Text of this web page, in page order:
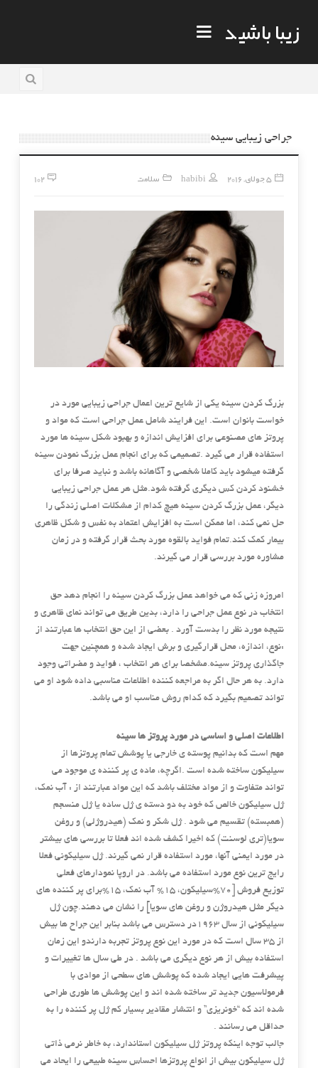
زیبا باشید
جراحی زیبایی سینه
5 جولای, 2016 habibi سلامت 102
بزرگ کردن سینه یکی از شایع ترین اعمال جراحی زیبایی مورد در
خواست بانوان است. این فرایند شامل عمل جراحی است که مواد و
پروتز های مصنوعی برای افزایش اندازه و بهبود شکل سینه ها مورد
استفاده قرار می گیرد .تصمیمی که برای انجام عمل بزرگ نمودن سینه
گرفته میشود باید کاملا شخصی و آگاهانه باشد و نباید صرفا برای
خشنود کردن کس دیگری گرفته شود.مثل هر عمل جراحی زیبایی
دیگر، عمل بزرگ کردن سینه هیچ کدام از مشکلات اصلی زندگی را
حل نمی کند، اما ممکن است به افزایش اعتماد به نفس و شکل ظاهری
بیمار کمک کند.تمام فواید بالقوه مورد بحث قرار گرفته و در زمان
مشاوره مورد بررسی قرار می گیرند.
امروزه زنی که می خواهد عمل بزرگ کردن سینه را انجام دهد حق
انتخاب در نوع عمل جراحی را دارد، بدین طریق می تواند نمای ظاهری و
نتیجه مورد نظر را بدست آورد . بعضی از این حق انتخاب ها عبارتند از
:نوع، اندازه، محل قرارگیری و برش ایجاد شده و همچنین جهت
جاگذاری پروتز سینه.مشخصا برای هر انتخاب ، فواید و مضراتی وجود
دارد. به هر حال اگر به مراجعه کننده اطلاعات مناسبی داده شود او می
تواند تصمیم بگیرد که کدام روش مناسب او می باشد.
اطلاعات اصلی و اساسی در مورد پروتز ها سینه
مهم است که بدانیم پوسته ی خارجی یا پوشش تمام پروتزها از
سیلیکون ساخته شده است .اگرچه، ماده ی پر کننده ی موجود می
تواند متفاوت و از مواد مختلف باشد که این مواد عبارتند از : آب نمک،
ژل سیلیکون خالص که خود به دو دسته ی ژل ساده یا ژل منسجم
(همبسته) تقسیم می شود . ژل شکر و نمک (هیدروژلی) و روغن
سویا(تری لوسنت) که اخیرا کشف شده اند فعلا تا بررسی های بیشتر
در مورد ایمنی آنها، مورد استفاده قرار نمی گیرند. ژل سیلیکونی فعلا
رایج ترین نوع مورد استفاده می باشد. در اروپا نمودارهای فعلی
توزیع فروش [۷۰%سیلیکون، ۱۵% آب نمک، ۱۵%برای پر کننده های
دیگر مثل هیدروژن و روغن های سویا] را نشان می دهند.چون ژل
سیلیکونی از سال ۱۹۶۳در دسترس می باشد بنابر این جراح ها بیش
از ۳۵ سال است که در مورد این نوع پروتز تجربه دارندو این زمان
استفاده بیش از هر نوع دیگری می باشد . در طی سال ها تغییرات و
پیشرفت هایی ایجاد شده که پوشش های سطحی از موادی با
فرمولاسیون جدید تر ساخته شده اند و این پوشش ها طوری طراحی
شده اند که “خونریزی” و انتشار مقادیر بسیار کم ژل پر کننده را به
حداقل می رسانند .
جالب توجه اینکه پروتز ژل سیلیکون استاندارد، به خاطر نرمی ذاتی
ژل سیلیکون بیش از انواع پروتزها احساس سینه طبیعی را ایحاد می